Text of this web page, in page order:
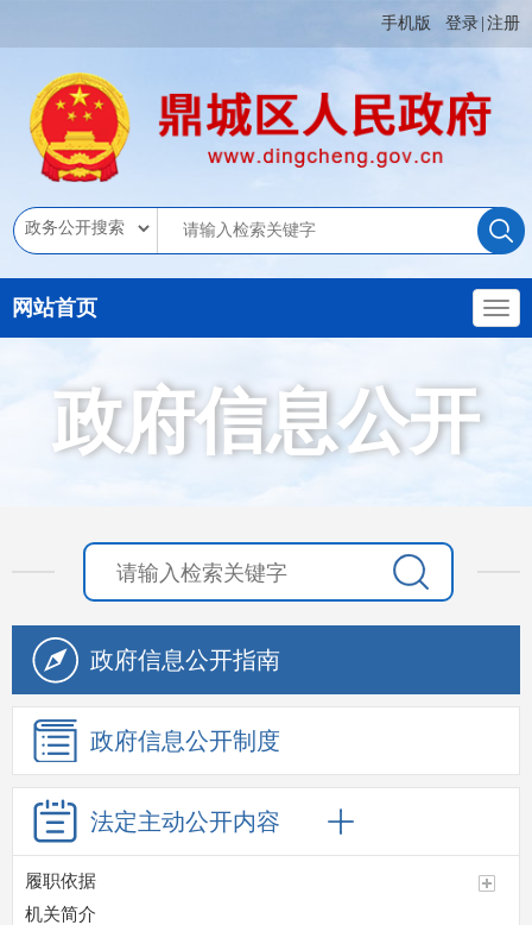
手机版 登录 注册
网站首页
政府信息公开
政府信息公开指南
政府信息公开制度
法定主动公开内容
履职依据
机关简介